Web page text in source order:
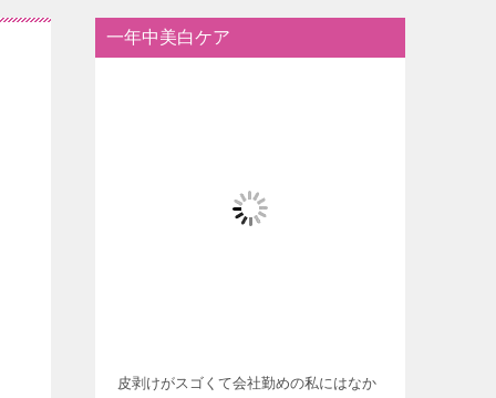
一年中美白ケア
皮剥けがスゴくて会社勤めの私にはなか